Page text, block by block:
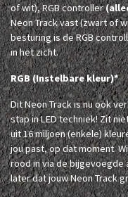
of wit), RGB controller
Neon Track vast (zwart of
besturing is de RGB
in het zicht.
RGB (Instelbare kleur)*
Dit Neon Track is nu ook
stap in LED techniek! Zit
uit 16 miljoen (enkele)
jou past, op dat moment.
rood in via de bijgevoegde
later dat jouw Neon Track